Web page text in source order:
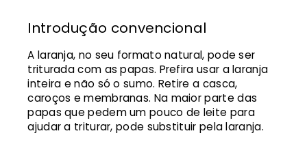
Introdução convencional
A laranja, no seu formato natural, pode ser
triturada com as papas. Prefira usar a laranja
inteira e não só o sumo. Retire a casca,
caroços e membranas. Na maior parte das
papas que pedem um pouco de leite para
ajudar a triturar, pode substituir pela laranja.